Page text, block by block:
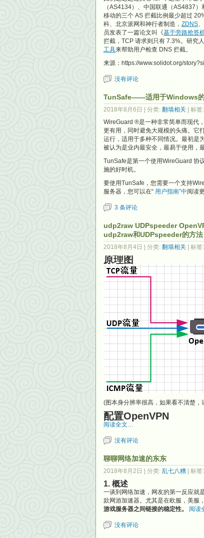
（AS4134）、中国联通（AS4837
移动的三个 AS 拦截比例最少超过
科、北京派网和神行者制造， ZDNS
员发表了一篇论文叫《基于旁路抢答
拦截，TCP 请求则只有 7.3%。研究
工具来帮助用户检查 DNS 拦截。
来源：https://www.solidot.org/
没有评论
TunSafe——适用于Windows的
2018年8月6日 | 分类: 翻墙相关 | 标签:
WireGuard ®是一种非常简单而现代
更有用，同时避免大规模的头痛。它
运行，​​适用于多种不同情况。最初是
被认为是业内最安全，最易于使用，
TunSafe是第一个使用WireGuard 协
施的好时机。
要使用TunSafe，您需要一个支持
服务器，您可以在“ 用户指南”中阅读
3 条评论
udp2raw UDPspeeder
udp2raw和UDPspeeder的方法
2018年8月4日 | 分类: 翻墙相关 | 标签:
原理图
(图本身分辨率很高，如果看不清楚，
配置OpenVPN
阅读全文…
没有评论
聊聊网络加速的东东
2018年8月2日 | 分类: 乱七八糟 | 标签:
1. 概述
一谈到网络加速，网友的第一反应就
款网游加速器。尤其是在欧服，美服
游戏服务器之间链接的稳定性。
阅读
没有评论